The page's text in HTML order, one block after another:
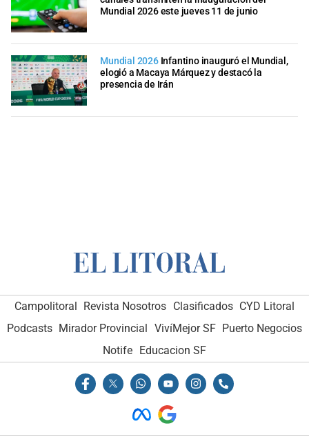
Mundial 2026 este jueves 11 de junio
Mundial 2026 Infantino inauguró el Mundial,
elogió a Macaya Márquez y destacó la
presencia de Irán
Campolitoral Revista Nosotros Clasificados CYD Litoral
Podcasts Mirador Provincial VivíMejor SF Puerto Negocios
Notife Educacion SF